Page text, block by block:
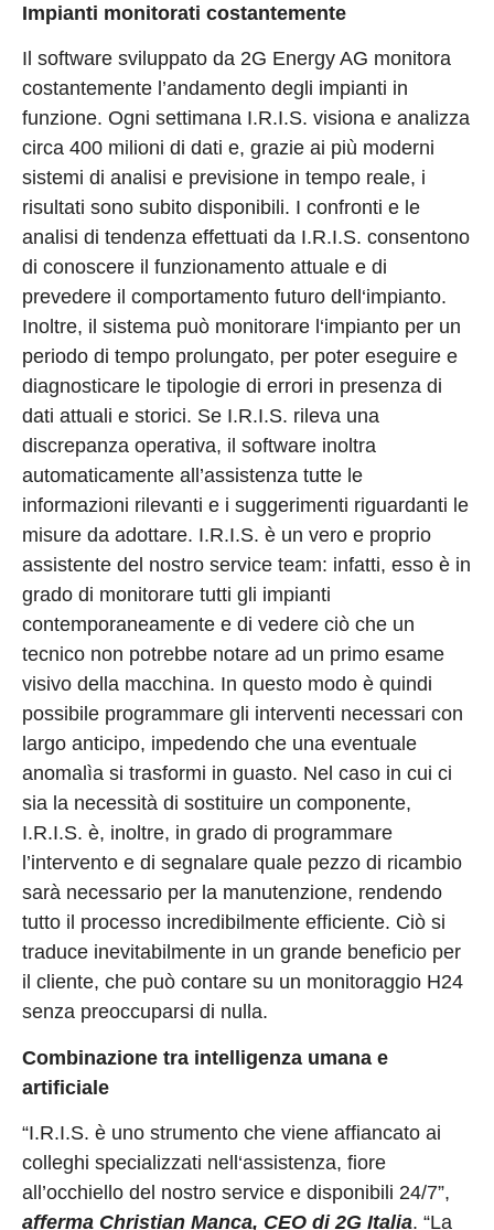
Impianti monitorati costantemente
Il software sviluppato da 2G Energy AG monitora
costantemente l’andamento degli impianti in
funzione. Ogni settimana I.R.I.S. visiona e analizza
circa 400 milioni di dati e, grazie ai più moderni
sistemi di analisi e previsione in tempo reale, i
risultati sono subito disponibili. I confronti e le
analisi di tendenza effettuati da I.R.I.S. consentono
di conoscere il funzionamento attuale e di
prevedere il comportamento futuro dell‘impianto.
Inoltre, il sistema può monitorare l‘impianto per un
periodo di tempo prolungato, per poter eseguire e
diagnosticare le tipologie di errori in presenza di
dati attuali e storici. Se I.R.I.S. rileva una
discrepanza operativa, il software inoltra
automaticamente all’assistenza tutte le
informazioni rilevanti e i suggerimenti riguardanti le
misure da adottare. I.R.I.S. è un vero e proprio
assistente del nostro service team: infatti, esso è in
grado di monitorare tutti gli impianti
contemporaneamente e di vedere ciò che un
tecnico non potrebbe notare ad un primo esame
visivo della macchina. In questo modo è quindi
possibile programmare gli interventi necessari con
largo anticipo, impedendo che una eventuale
anomalìa si trasformi in guasto. Nel caso in cui ci
sia la necessità di sostituire un componente,
I.R.I.S. è, inoltre, in grado di programmare
l’intervento e di segnalare quale pezzo di ricambio
sarà necessario per la manutenzione, rendendo
tutto il processo incredibilmente efficiente. Ciò si
traduce inevitabilmente in un grande beneficio per
il cliente, che può contare su un monitoraggio H24
senza preoccuparsi di nulla.
Combinazione tra intelligenza umana e
artificiale
“I.R.I.S. è uno strumento che viene affiancato ai
colleghi specializzati nell‘assistenza, fiore
all’occhiello del nostro service e disponibili 24/7”,
afferma Christian Manca, CEO di 2G Italia. “La